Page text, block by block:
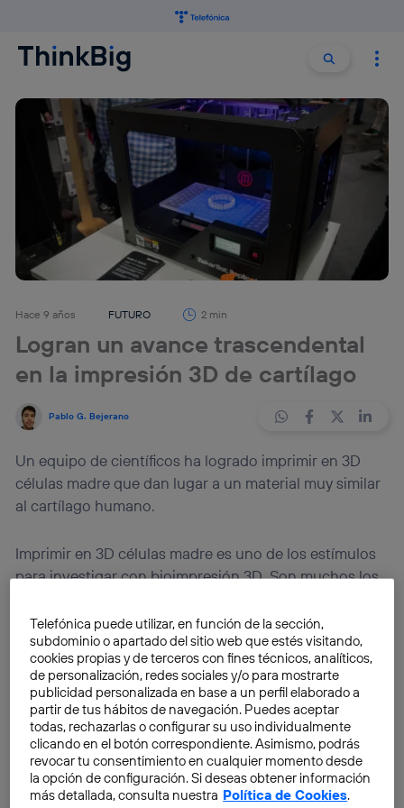
Buscar
Hace 9 años FUTURO 2 min
Logran un avance trascendental
en la impresión 3D de cartílago
Pablo G. Bejerano
Un equipo de científicos ha logrado imprimir en 3D
células madre que dan lugar a un material muy similar
al cartílago humano.
Imprimir en 3D células madre es uno de los estímulos
para investigar con bioimpresión 3D. Son muchos los
tienen éxitos reseñables. La investigación de la
Sahlgrenska Academy, en Bélgica, y la Chalmers
University of Technology sí ha logrado un hito. En este
caso se trata de la reproducción deun material muy
similar al cartílago. El avance tiene relevancia en
tanto el tejido cartilaginoso tiene una capacidad de
regeneración limitada.
Estos investigadores han logrado imprimir en 3D
Telefónica puede utilizar, en función de la sección,
subdominio o apartado del sitio web que estés visitando,
cookies propias y de terceros con fines técnicos, analíticos,
de personalización, redes sociales y/o para mostrarte
publicidad personalizada en base a un perfil elaborado a
partir de tus hábitos de navegación. Puedes aceptar
todas, rechazarlas o configurar su uso individualmente
clicando en el botón correspondiente. Asimismo, podrás
revocar tu consentimiento en cualquier momento desde
la opción de configuración. Si deseas obtener información
más detallada, consulta nuestra Política de Cookies.